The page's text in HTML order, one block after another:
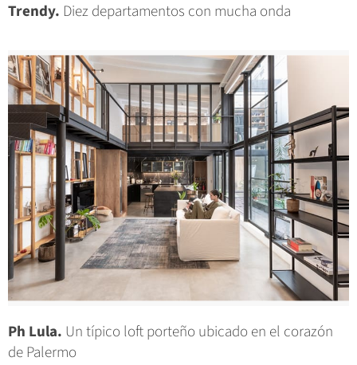
Trendy. Diez departamentos con mucha onda
Ph Lula. Un típico loft porteño ubicado en el corazón
de Palermo